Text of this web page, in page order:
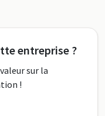
entreprise ?
sur la
!